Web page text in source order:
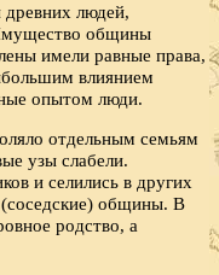
людей,
общины
имели равные права,
влиянием
опытом люди.
отдельным семьям
узы слабели.
и селились в других
общины. В
родство, а